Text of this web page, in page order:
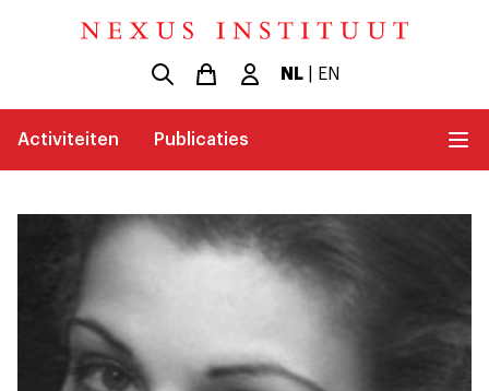
NL| EN
Activiteiten Publicaties